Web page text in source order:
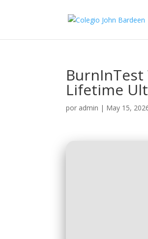
BurnInTest
Lifetime
por admin | May 15,